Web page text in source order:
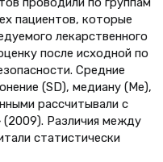
пациентов, которые
лекарственного
после исходной по
Средние
(SD), медиану (Ме),
рассчитывали с
Различия между
статистически